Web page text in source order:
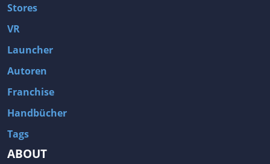
Stores
VR
Launcher
Autoren
Franchise
Handbücher
Tags
ABOUT